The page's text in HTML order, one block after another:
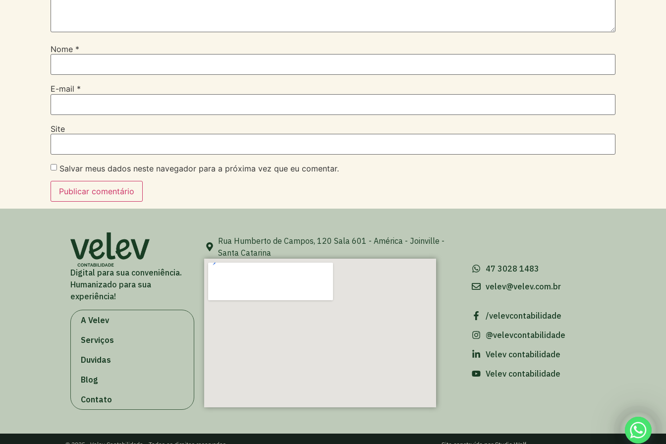
Nome *
E-mail *
Site
Salvar meus dados neste navegador para a próxima vez que eu comentar.
Digital para sua conveniência.
Humanizado para sua
experiência!
A Velev
Serviços
Duvidas
Blog
Contato
Rua Humberto de Campos, 120 Sala 601 - América - Joinville -
Santa Catarina
/velevcontabilidade
@velevcontabilidade
Velev contabilidade
Velev contabilidade
47 3028 1483
velev@velev.com.br